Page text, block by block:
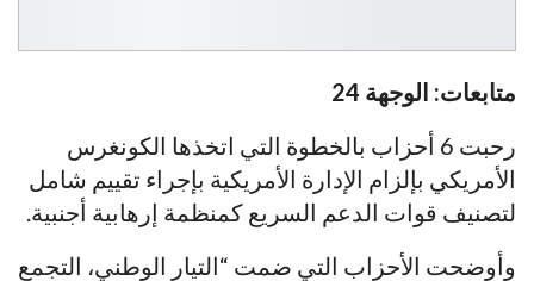
متابعات: الوجهة 24
رحبت 6 أحزاب بالخطوة التي اتخذها الكونغرس
الأمريكي بإلزام الإدارة الأمريكية بإجراء تقييم شامل
لتصنيف قوات الدعم السريع كمنظمة إرهابية أجنبية.
وأوضحت الأحزاب التي ضمت “التيار الوطني، التجمع